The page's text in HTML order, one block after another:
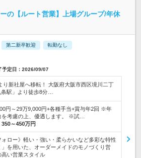
の【ルート営業】上場グループ/年休
第二新卒歓迎 転勤なし
定日：2026/09/07
り新社屋へ移転！ 大阪府大阪市西区境川二丁
駅」より徒歩8分…
円～29万9,000円+各種手当+賞与年2回 ※年
を考慮の上、優遇します。 ※試…
350～450万円
ォロー》軽い・強い・柔らかいなど多彩な特性
」を用いた、オーダーメイドのモノづくり営
い営業スタイル